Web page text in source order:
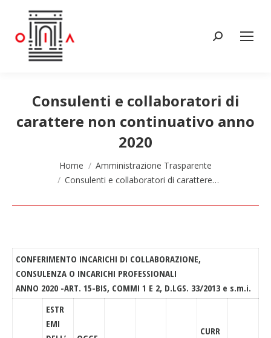
Cerca:
Consulenti e collaboratori di
carattere non continuativo anno
2020
Home
Amministrazione Trasparente
Consulenti e collaboratori di carattere…
CONFERIMENTO INCARICHI DI COLLABORAZIONE,
CONSULENZA O INCARICHI PROFESSIONALI
ANNO 2020 -ART. 15-BIS, COMMI 1 E 2, D.LGS. 33/2013 e s.m.i.
ESTR
EMI
CURR